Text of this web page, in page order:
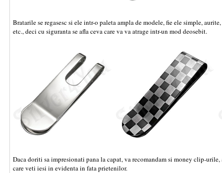
Bratarile se regasesc si ele intr-o paleta ampla de modele, fie ele simple,
etc., deci cu siguranta se afla ceva care va va atrage intr-un mod deosebit.
Daca doriti sa impresionati pana la capat, va recomandam si money clip-
care veti iesi in evidenta in fata prietenilor.